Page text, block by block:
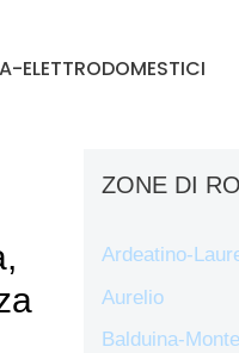
ELETTRODOMESTICI
ZONE DI
Ardeatino-
Aurelio
Balduina-